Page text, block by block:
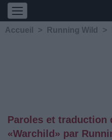
Accueil > Running Wild >
Paroles et traduction
«Warchild» par